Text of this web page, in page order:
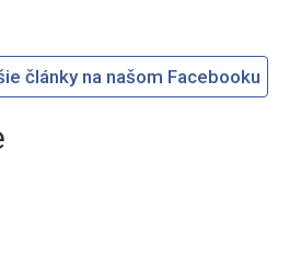
články na našom Facebooku